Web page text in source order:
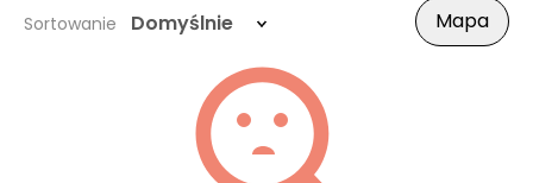
Sortowanie Domyślnie Mapa